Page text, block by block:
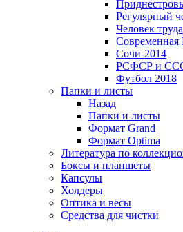
Регулярный
Человек труда
Современная
Сочи-2014
РСФСР и
Футбол 2018
Папки и листы
Назад
Папки и листы
Формат Grand
Формат Optima
Литература по
Боксы и планшеты
Капсулы
Холдеры
Оптика и весы
Средства для чистки